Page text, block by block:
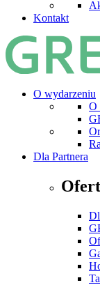
Kontakt
O wydarzeniu
O
Dla Partnera